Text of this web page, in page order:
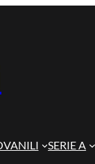
SERIE A